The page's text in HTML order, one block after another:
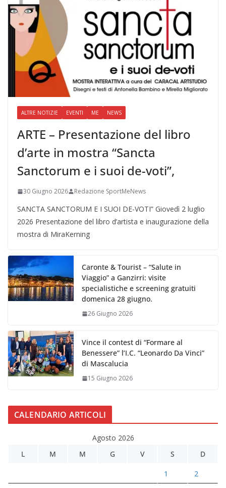
ALTRE NOTIZIE EVENTI ME NEWS
ARTE – Presentazione del libro
d’arte in mostra “Sancta
Sanctorum e i suoi de-voti”,
30 Giugno 2026 Redazione SportMeNews
SANCTA SANCTORUM E I SUOI DE-VOTI” Giovedì 2 luglio
2026 Presentazione del libro d’artista e inaugurazione della
mostra di MiraKerning
Caronte & Tourist – “Salute in
Viaggio” a Ganzirri: visite
specialistiche e screening gratuiti
domenica 28 giugno.
26 Giugno 2026
Vince il contest di “Formare al
Benessere” l’I.C. “Leonardo Da Vinci”
di Mascalucia
15 Giugno 2026
CALENDARIO ARTICOLI
Agosto 2026
L
M M G V S D
1 2